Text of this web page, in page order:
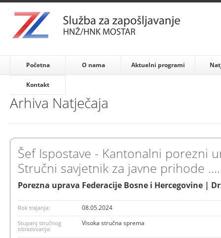
Početna O nama Aktuelni programi
Kontakt
Arhiva Natječaja
Šef Ispostave - Kantonalni porezni
Stručni savjetnik za javne prihode ....
Porezna uprava Federacije Bosne i Hercegovine |
Rok trajanja: 08.05.2024
Stupanj stručnog
obrazovanja:
Visoka stručna sprema